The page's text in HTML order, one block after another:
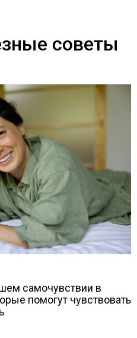
советы
самочувствии в
помогут чувствовать